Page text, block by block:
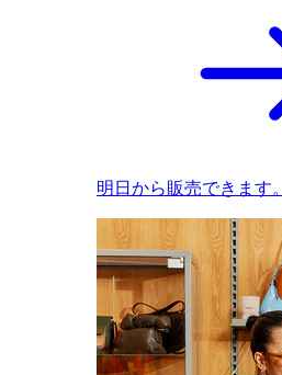
明日から販売できます。